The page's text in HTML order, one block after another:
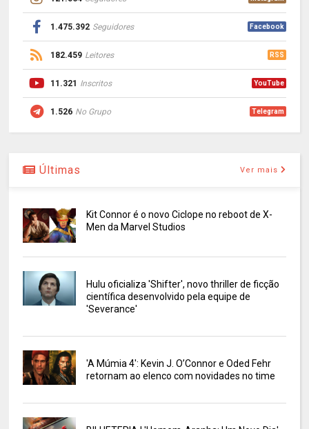
1.475.392 Seguidores Facebook
182.459 Leitores RSS
11.321 Inscritos YouTube
1.526 No Grupo Telegram
Últimas Ver mais
Kit Connor é o novo Ciclope no reboot de X-
Men da Marvel Studios
Hulu oficializa 'Shifter', novo thriller de ficção
científica desenvolvido pela equipe de
'Severance'
'A Múmia 4': Kevin J. O’Connor e Oded Fehr
retornam ao elenco com novidades no time